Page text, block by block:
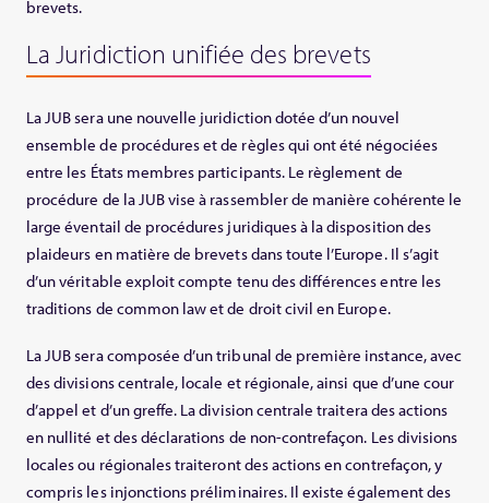
brevets.
La Juridiction unifiée des brevets
La JUB sera une nouvelle juridiction dotée d’un nouvel
ensemble de procédures et de règles qui ont été négociées
entre les États membres participants. Le règlement de
procédure de la JUB vise à rassembler de manière cohérente le
large éventail de procédures juridiques à la disposition des
plaideurs en matière de brevets dans toute l’Europe. Il s’agit
d’un véritable exploit compte tenu des diﬀérences entre les
traditions de common law et de droit civil en Europe.
La JUB sera composée d’un tribunal de première instance, avec
des divisions centrale, locale et régionale, ainsi que d’une cour
d’appel et d’un greffe. La division centrale traitera des actions
en nullité et des déclarations de non-contrefaçon. Les divisions
locales ou régionales traiteront des actions en contrefaçon, y
compris les injonctions préliminaires. Il existe également des